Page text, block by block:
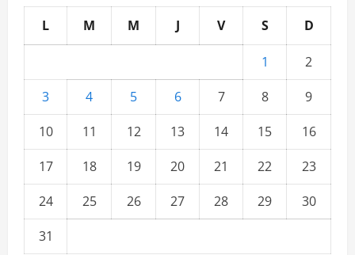
L M M J V S D
1
2
3
4 5 6 7 8
9
10
11 12 13 14 15
16
17
18 19 20 21 22
23
24
25 26 27 28 29
30
31